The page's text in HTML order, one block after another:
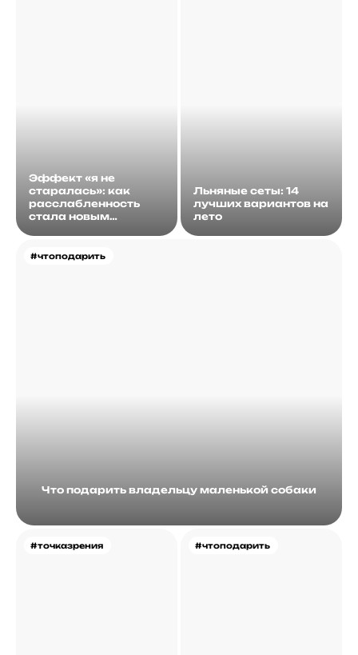
Эффект «я не
старалась»: как
расслабленность
стала новым
#чтоподарить
Что подарить владельцу маленькой собаки
Льняные сеты: 14
лучших вариантов на
лето
#точказрения #чтоподарить